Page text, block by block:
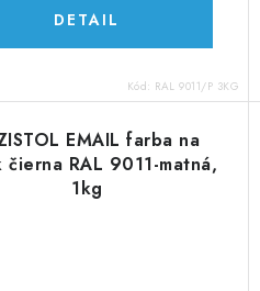
DETAIL
Kód: RAL 9011/P 3KG
EMAIL farba na
čierna RAL 9011-matná,
1kg